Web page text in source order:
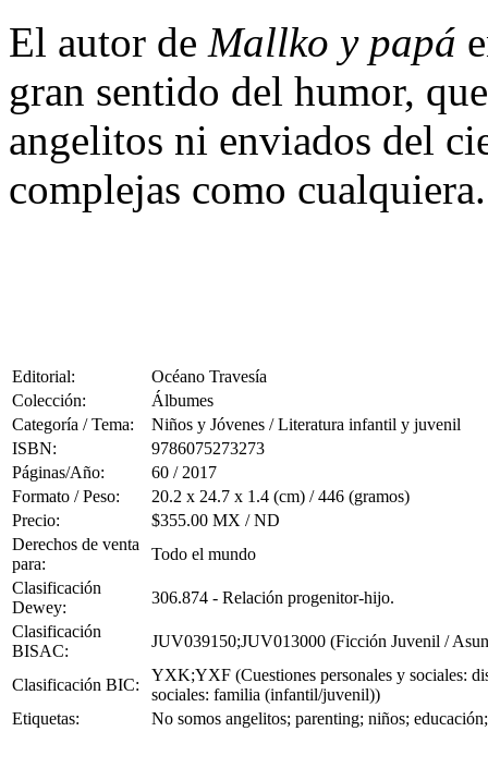
El autor de Mallko y papá
gran sentido del humor,
angelitos ni enviados del
complejas como cualquiera.
Editorial:
Océano Travesía
Colección:
Álbumes
Categoría / Tema:
Niños y Jóvenes / Literatura infantil y juvenil
ISBN:
9786075273273
Páginas/Año:
60 / 2017
Formato / Peso:
20.2 x 24.7 x 1.4 (cm) / 446 (gramos)
Precio:
$355.00 MX / ND
Derechos de venta
para:
Todo el mundo
Clasificación
Dewey:
306.874 - Relación progenitor-hijo.
Clasificación
BISAC:
JUV039150;JUV013000 (Ficción Juvenil /
Clasificación BIC:
YXK;YXF (Cuestiones personales y sociales:
sociales: familia (infantil/juvenil))
Etiquetas:
No somos angelitos; parenting; niños;